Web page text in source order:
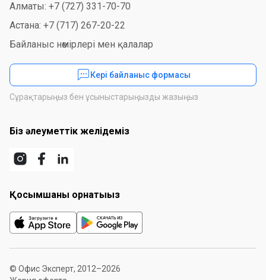
Алматы: +7 (727) 331-70-70
Астана: +7 (717) 267-20-22
Байланыс нөмірлері мен қалалар
Кері байланыс формасы
Сұрақтарыңыз бен ұсыныстарыңызды жазыңыз
Біз әлеуметтік желідеміз
Қосымшаны орнатыңыз
© Офис Эксперт, 2012–2026